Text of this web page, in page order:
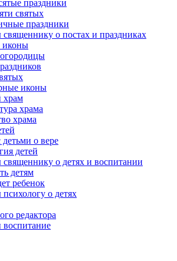
праздники
святых
праздники
о постах и праздниках
иконы
иконы
храм
храма
храма
о вере
детей
о детях и воспитании
детям
ребенок
о детях
редактора
воспитание